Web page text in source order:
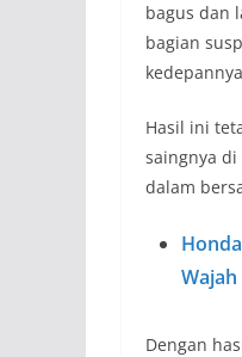
bagus dan
bagian
Hasil ini
saingnya
dalam
Dengan